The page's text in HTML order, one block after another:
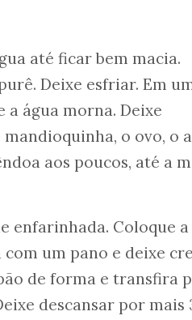
até ficar bem macia.
Deixe esfriar. Em
água morna. Deixe
o ovo, o
aos poucos, até a
enfarinhada. Coloque a
um pano e deixe
de forma e transfira
descansar por mais